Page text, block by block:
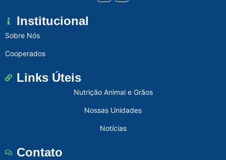
Institucional
Sobre Nós
Cooperados
Links Úteis
Nutrição Animal e Grãos
Nossas Unidades
Notícias
Contato